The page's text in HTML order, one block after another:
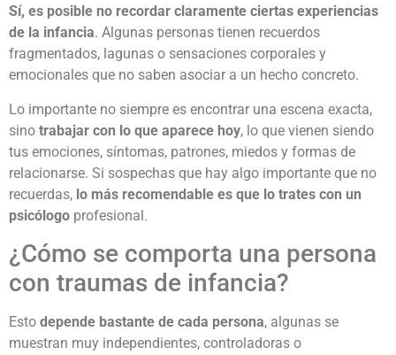
Sí, es posible no recordar claramente ciertas experiencias
de la infancia. Algunas personas tienen recuerdos
fragmentados, lagunas o sensaciones corporales y
emocionales que no saben asociar a un hecho concreto.
Lo importante no siempre es encontrar una escena exacta,
sino trabajar con lo que aparece hoy, lo que vienen siendo
tus emociones, síntomas, patrones, miedos y formas de
relacionarse. Si sospechas que hay algo importante que no
recuerdas, lo más recomendable es que lo trates con un
psicólogo profesional.
¿Cómo se comporta una persona
con traumas de infancia?
Esto depende bastante de cada persona, algunas se
muestran muy independientes, controladoras o